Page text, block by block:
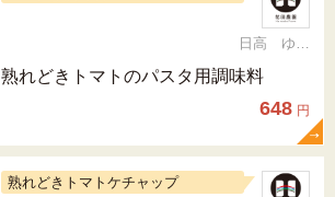
日高 ゆかり
熟れどきトマトのパスタ用調味料
648 円
熟れどきトマトケチャップ